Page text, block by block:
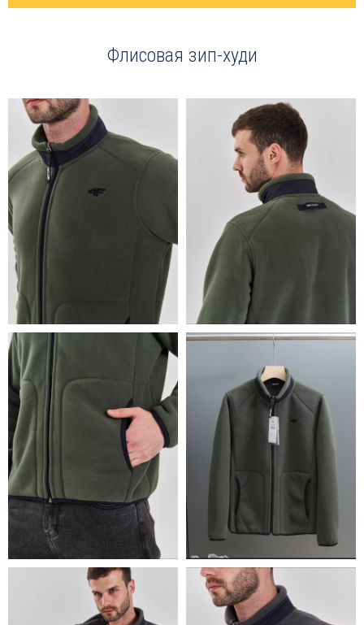
Флисовая зип-худи